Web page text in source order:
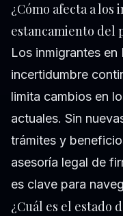
¿Cómo afecta a
estancamiento del
Los inmigrantes en
incertidumbre
limita cambios en
actuales. Sin
trámites y
asesoría legal de
es clave para
¿Cuál es el estado